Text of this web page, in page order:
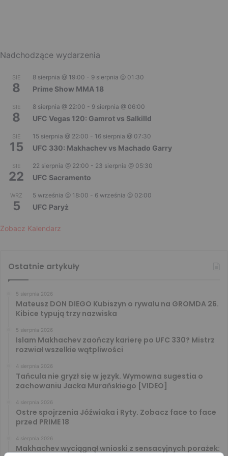
Nadchodzące wydarzenia
SIE
8
8 sierpnia @ 19:00 - 9 sierpnia @ 01:30
Prime Show MMA 18
SIE
8
8 sierpnia @ 22:00 - 9 sierpnia @ 06:00
UFC Vegas 120: Gamrot vs Salkilld
SIE
15
15 sierpnia @ 22:00 - 16 sierpnia @ 07:30
UFC 330: Makhachev vs Machado Garry
SIE
22
22 sierpnia @ 22:00 - 23 sierpnia @ 05:30
UFC Sacramento
WRZ
5
5 września @ 18:00 - 6 września @ 02:00
UFC Paryż
Zobacz Kalendarz
Ostatnie artykuły
5 sierpnia 2026
Mateusz DON DIEGO Kubiszyn o rywalu na GROMDA 26.
Kibice typują trzy nazwiska
5 sierpnia 2026
Islam Makhachev zaończy karierę po UFC 330? Mistrz
rozwiał wszelkie wątpliwości
4 sierpnia 2026
Tańcula nie gryzł się w język. Wymowna sugestia o
zachowaniu Jacka Murańskiego [VIDEO]
4 sierpnia 2026
Ostre spojrzenia Jóźwiaka i Ryty. Zobacz face to face
przed PRIME 18
4 sierpnia 2026
Makhachev wyciągnął wnioski z sensacyjnych porażek: